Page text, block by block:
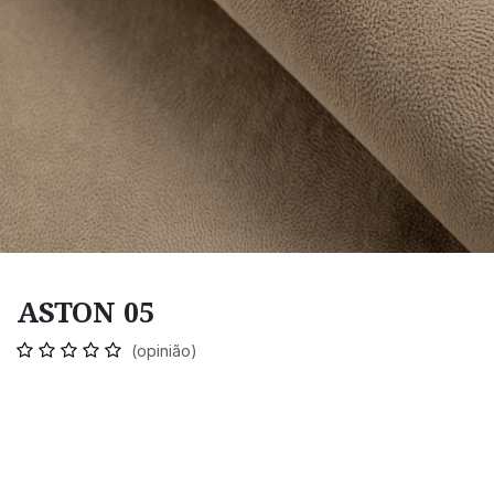
ASTON 05
(opinião)